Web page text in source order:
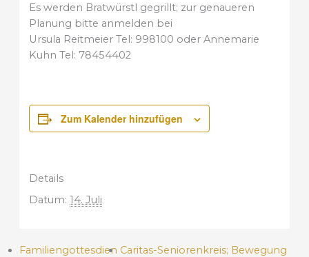
Es werden Bratwürstl gegrillt; zur genaueren
Planung bitte anmelden bei
Ursula Reitmeier Tel: 998100 oder Annemarie
Kuhn Tel: 78454402
Zum Kalender hinzufügen
Details
Datum: 14. Juli
Familiengottesdien Caritas-Seniorenkreis; Bewegung